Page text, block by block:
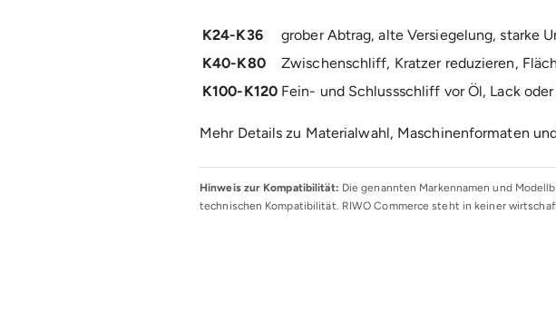
K24-K36
grober Abtrag, alte Versiegelung, starke
K40-K80
Zwischenschliff, Kratzer reduzieren,
K100-K120 Fein- und Schlussschliff vor Öl, Lack
Mehr Details zu Materialwahl, Maschinenformaten
Hinweis zur Kompatibilität: Die genannten Markennamen und
technischen Kompatibilität. RIWO Commerce steht in keiner